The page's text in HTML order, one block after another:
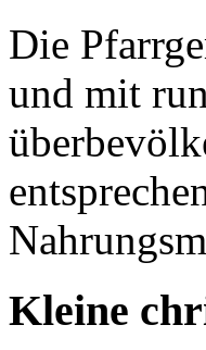
Die
und mit
Kleine